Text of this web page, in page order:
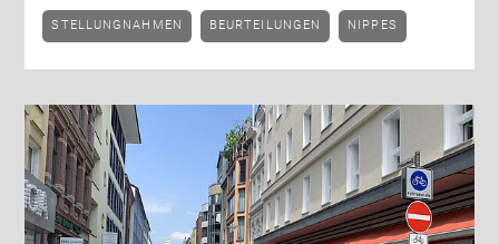
STELLUNGNAHMEN BEURTEILUNGEN NIPPES